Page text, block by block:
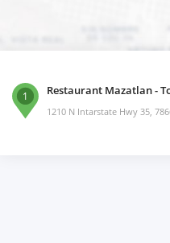
1 Restaurant Mazatlan -
1210 N Intarstate Hwy 35,